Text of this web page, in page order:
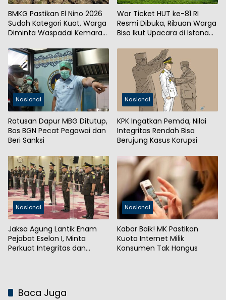
BMKG Pastikan El Nino 2026
Sudah Kategori Kuat, Warga
Diminta Waspadai Kemarau
War Ticket HUT ke-81 RI
Resmi Dibuka, Ribuan Warga
Bisa Ikut Upacara di Istana
Nasional
Ratusan Dapur MBG Ditutup,
Bos BGN Pecat Pegawai dan
Beri Sanksi
Nasional
KPK Ingatkan Pemda, Nilai
Integritas Rendah Bisa
Berujung Kasus Korupsi
Nasional
Jaksa Agung Lantik Enam
Pejabat Eselon I, Minta
Perkuat Integritas dan
Nasional
Kabar Baik! MK Pastikan
Kuota Internet Milik
Konsumen Tak Hangus
Baca Juga